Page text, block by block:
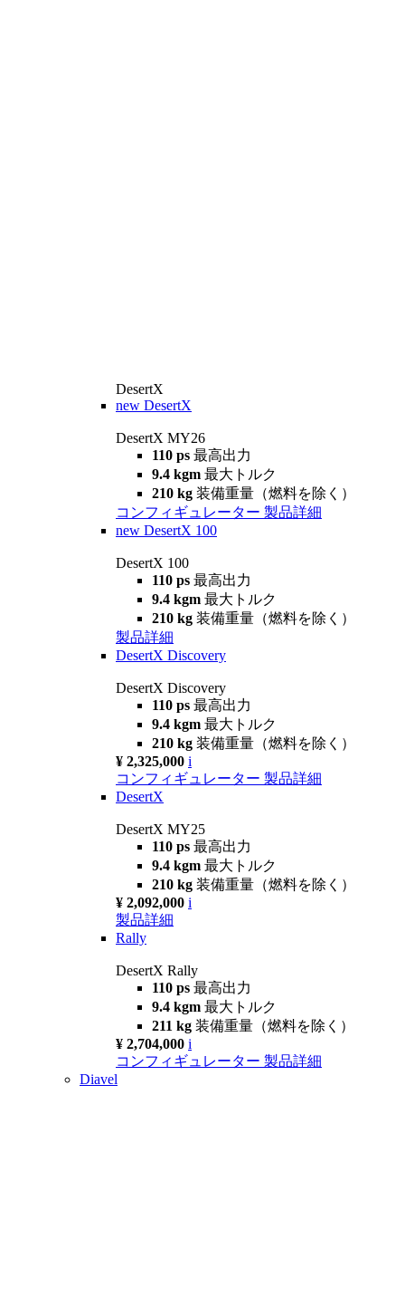
DesertX
new DesertX
DesertX MY26
110 ps 最高出力
9.4 kgm 最大トルク
210 kg 装備重量（燃料を除く）
コンフィギュレーター 製品詳細
new DesertX 100
DesertX 100
110 ps 最高出力
9.4 kgm 最大トルク
210 kg 装備重量（燃料を除く）
製品詳細
DesertX Discovery
DesertX Discovery
110 ps 最高出力
9.4 kgm 最大トルク
210 kg 装備重量（燃料を除く）
¥ 2,325,000 i
コンフィギュレーター 製品詳細
DesertX
DesertX MY25
110 ps 最高出力
9.4 kgm 最大トルク
210 kg 装備重量（燃料を除く）
¥ 2,092,000 i
製品詳細
Rally
DesertX Rally
110 ps 最高出力
9.4 kgm 最大トルク
211 kg 装備重量（燃料を除く）
¥ 2,704,000 i
コンフィギュレーター 製品詳細
Diavel